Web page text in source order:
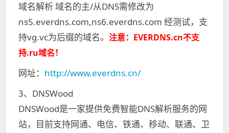
域名解析 域名的主/从DNS需修改为
ns5.everdns.com,ns6.everdns.com 经测试，支
持vg.vc为后缀的域名。 注意： EVERDNS.cn不支
持.ru域名！
网址： http://www.everdns.cn/
3、 DNSWood
DNSWood是一家提供免费智能DNS解析服务的网
站，目前支持网通、电信、铁通、移动、联通、卫